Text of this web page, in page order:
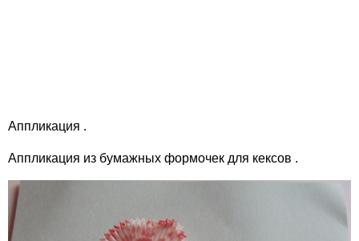
Аппликация .
Аппликация из бумажных формочек для кексов .